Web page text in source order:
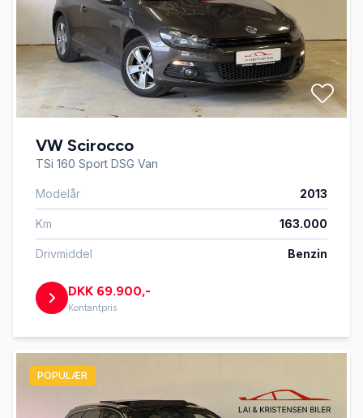
VW Scirocco
TSi 160 Sport DSG Van
Modelår 2013
Km 163.000
Drivmiddel Benzin
DKK 69.900,-
Kontantpris
POPULÆR